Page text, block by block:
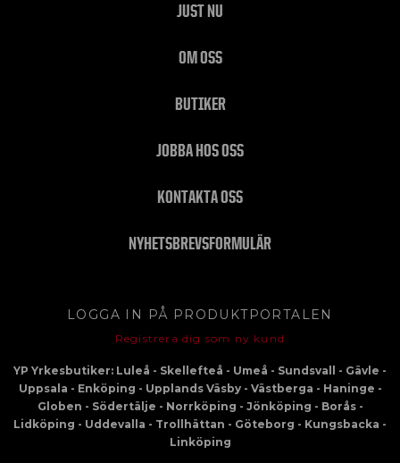
JUST NU
OM OSS
BUTIKER
JOBBA HOS OSS
KONTAKTA OSS
NYHETSBREVSFORMULÄR
LOGGA IN PÅ PRODUKTPORTALEN
Registrera dig som ny kund
YP Yrkesbutiker: Luleå - Skellefteå - Umeå - Sundsvall - Gävle -
Uppsala - Enköping - Upplands Väsby - Västberga - Haninge -
Globen - Södertälje - Norrköping - Jönköping - Borås -
Lidköping - Uddevalla - Trollhättan - Göteborg - Kungsbacka -
Linköping